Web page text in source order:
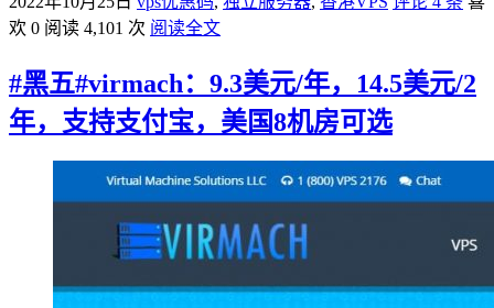
欢 0 阅读 4,101 次 阅读全文
#黑五#virmach：9.3美元/年，14.5美元/2
年，支持支付宝，美国8机房可选